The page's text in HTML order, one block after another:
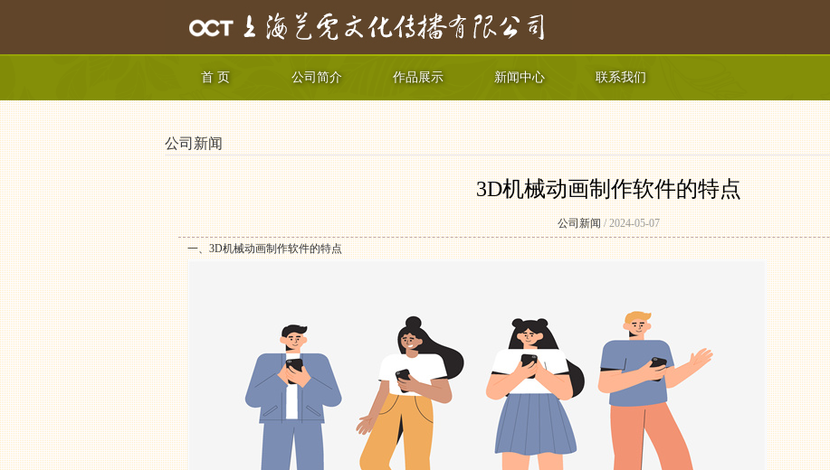
首 页 公司简介 作品展示 新闻中心 联系我们
公司新闻
3D机械动画制作软件的特点
公司新闻/ 2024-05-07
一、3D机械动画制作软件的特点